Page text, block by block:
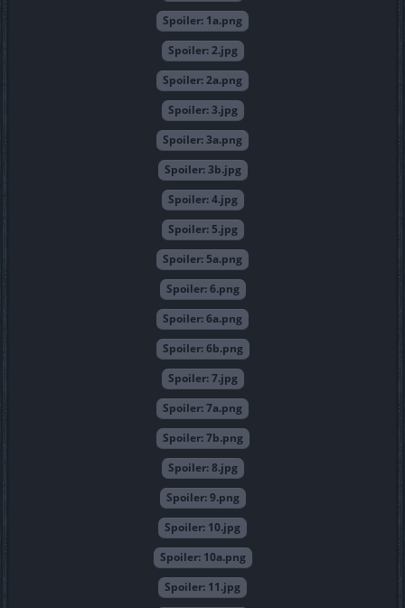
Spoiler: 1a.png
Spoiler:2.jpg
Spoiler:2a.png
Spoiler:3.jpg
Spoiler:3a.png
Spoiler:3b.jpg
Spoiler:4.jpg
Spoiler:5.jpg
Spoiler:5a.png
Spoiler:6.png
Spoiler:6a.png
Spoiler:6b.png
Spoiler:7.jpg
Spoiler:7a.png
Spoiler:7b.png
Spoiler:8.jpg
Spoiler:9.png
Spoiler: 10.jpg
Spoiler: 10a.png
Spoiler: 11.jpg